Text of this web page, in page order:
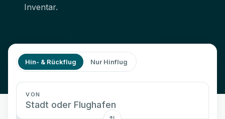
Inventar.
Hin- & Rückflug Nur Hinflug
VON